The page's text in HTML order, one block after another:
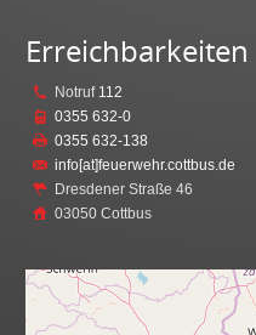
Erreichbarkeiten
Notruf 112
0355 632-0
0355 632-138
info[at]feuerwehr.cottbus.de
Dresdener Straße 46
03050 Cottbus